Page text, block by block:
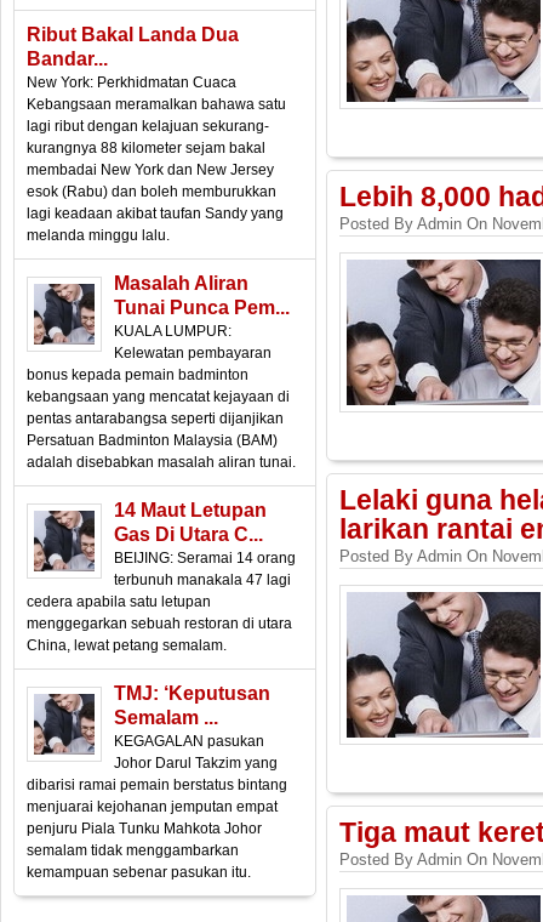
Ribut Bakal Landa Dua
Bandar...
New York: Perkhidmatan Cuaca
Kebangsaan meramalkan bahawa satu
lagi ribut dengan kelajuan sekurang-
kurangnya 88 kilometer sejam bakal
membadai New York dan New Jersey
esok (Rabu) dan boleh memburukkan
lagi keadaan akibat taufan Sandy yang
melanda minggu lalu.
Masalah Aliran
Tunai Punca Pem...
KUALA LUMPUR:
Kelewatan pembayaran
bonus kepada pemain badminton
kebangsaan yang mencatat kejayaan di
pentas antarabangsa seperti dijanjikan
Persatuan Badminton Malaysia (BAM)
adalah disebabkan masalah aliran tunai.
14 Maut Letupan
Gas Di Utara C...
BEIJING: Seramai 14 orang
terbunuh manakala 47 lagi
cedera apabila satu letupan
menggegarkan sebuah restoran di utara
China, lewat petang semalam.
TMJ: ‘Keputusan
Semalam ...
KEGAGALAN pasukan
Johor Darul Takzim yang
dibarisi ramai pemain berstatus bintang
menjuarai kejohanan jemputan empat
penjuru Piala Tunku Mahkota Johor
semalam tidak menggambarkan
kemampuan sebenar pasukan itu.
Lebih 8,000
Posted By Admin On
Lelaki guna
larikan rantai
Posted By Admin On
Tiga maut
Posted By Admin On